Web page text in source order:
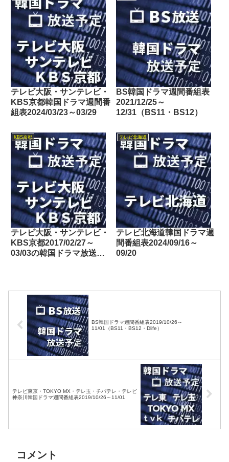
テレビ大阪・サンテレビ・
KBS京都韓国ドラマ週間番
組表2024/03/23～03/29
BS韓国ドラマ週間番組表
2021/12/25～
12/31（BS11・BS12）
KBS京都
テレビ大阪・サンテレビ・
KBS京都2017/02/27～
03/03の韓国ドラマ放送予
テレビ北海道
テレビ北海道韓国ドラマ週
間番組表2024/09/16～
09/20
BS韓国ドラマ週間番組表2019/10/26～
11/01（BS11・BS12・Dlife）
テレビ東京・TOKYO MX・テレ玉・チバテレ・テレビ
神奈川韓国ドラマ週間番組表2019/10/26～11/01
コメント